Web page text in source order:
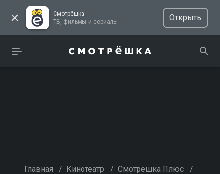
Смотрёшка
ТВ, фильмы и сериалы
Открыть
Главная / Кинотеатр / Смотрёшка Плюс /